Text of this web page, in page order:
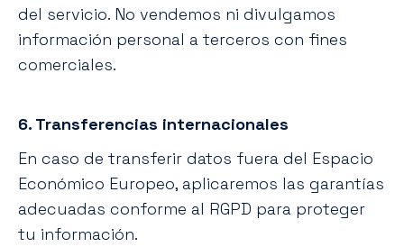
del servicio. No vendemos ni divulgamos
información personal a terceros con fines
comerciales.
6. Transferencias internacionales
En caso de transferir datos fuera del Espacio
Económico Europeo, aplicaremos las garantías
adecuadas conforme al RGPD para proteger
tu información.